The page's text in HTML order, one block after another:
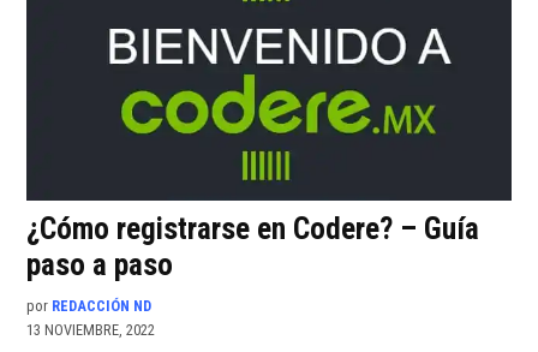
¿Cómo registrarse en Codere? – Guía
paso a paso
por REDACCIÓN ND
13 NOVIEMBRE, 2022